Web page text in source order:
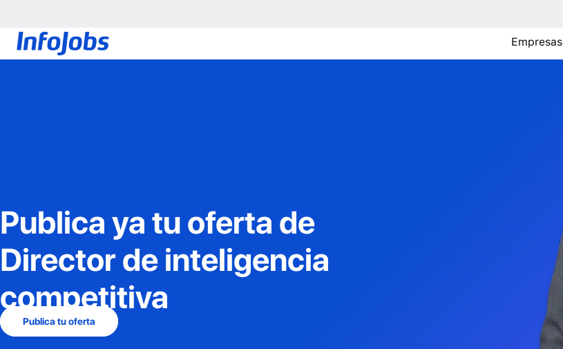
Empresas
Publica ya tu oferta de
Director de inteligencia
competitiva
Publica tu oferta